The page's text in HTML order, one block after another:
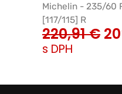
Michelin - 235/60
[117/115] R
220,91€
s DPH